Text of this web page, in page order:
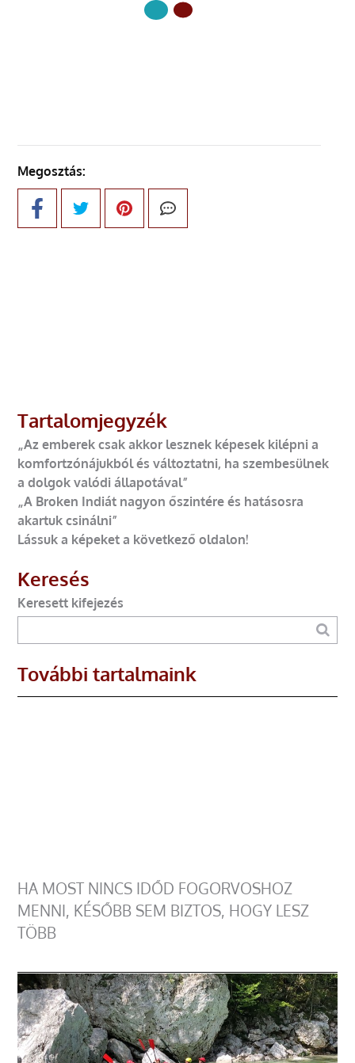
Megosztás:
Tartalomjegyzék
„Az emberek csak akkor lesznek képesek kilépni a
komfortzónájukból és változtatni, ha szembesülnek
a dolgok valódi állapotával”
„A Broken Indiát nagyon őszintére és hatásosra
akartuk csinálni”
Lássuk a képeket a következő oldalon!
Keresés
Keresett kifejezés
További tartalmaink
HA MOST NINCS IDŐD FOGORVOSHOZ
MENNI, KÉSŐBB SEM BIZTOS, HOGY LESZ
TÖBB